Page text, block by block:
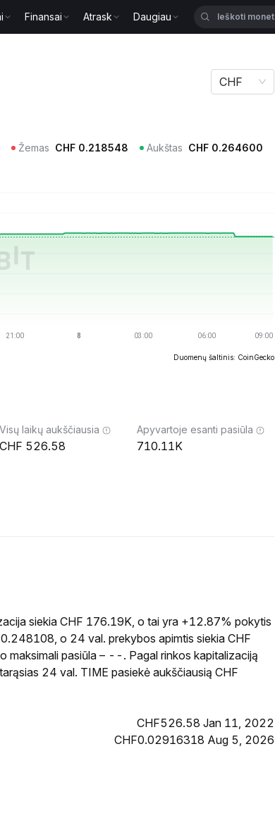
Finansai Atrask Daugiau
CHF
Žemas CHF 0.218548 Aukštas CHF 0.264600
Duomenų šaltinis: CoinGecko
Visų laikų aukščiausia
526.58
Apyvartoje esanti pasiūla
710.11K
siekia CHF 176.19K, o tai yra +12.87% pokytis
o 24 val. prekybos apimtis siekia CHF
pasiūla – --. Pagal rinkos kapitalizaciją
24 val. TIME pasiekė aukščiausią CHF
CHF526.58 Jan 11, 2022
CHF0.02916318 Aug 5, 2026